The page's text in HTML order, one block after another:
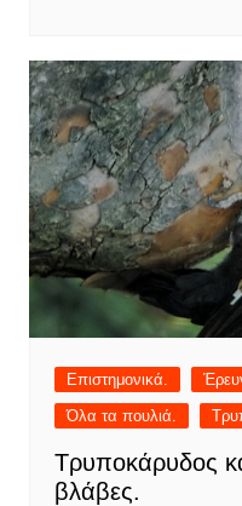
Επιστημονικά.
Όλα τα πουλιά.
Τρυποκάρυδος
βλάβες.